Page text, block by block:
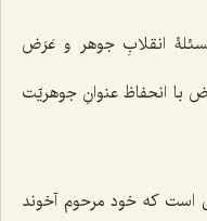
انقلابِ جوهر و عَرَض
با انحفاظ عنوانِ جوهریّت
است که خود مرحوم آخوند